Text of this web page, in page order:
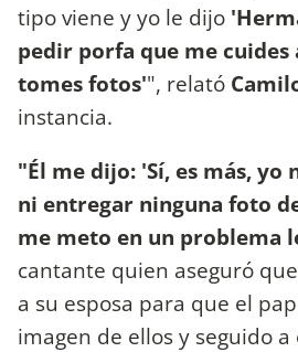
tipo viene y yo le dijo
pedir porfa que me cuides
tomes fotos'", relató
instancia.
"Él me dijo: 'Sí, es más, yo
ni entregar ninguna foto
me meto en un problema
cantante quien aseguró
a su esposa para que el
imagen de ellos y seguido a